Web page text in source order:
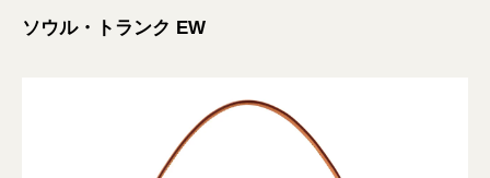
ソウル・トランク EW